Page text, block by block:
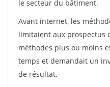
le secteur du bâtiment.
Avant internet, les
limitaient aux prospectus
méthodes plus ou moins
temps et demandait un
de résultat.